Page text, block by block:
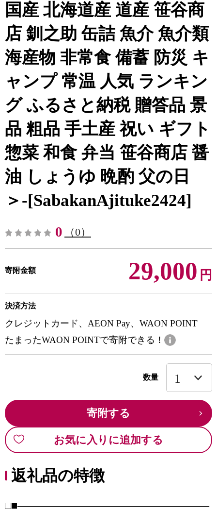
国産 北海道産 道産 笹谷商
店 釧之助 缶詰 魚介 魚介類
海産物 非常食 備蓄 防災 キ
ャンプ 常温 人気 ランキン
グ ふるさと納税 贈答品 景
品 粗品 手土産 祝い ギフト
惣菜 和食 弁当 笹谷商店 醤
油 しょうゆ 晩酌 父の日
＞-[SabakanAjituke2424]
0 （0）
寄附金額 29,000 円
決済方法
クレジットカード、AEON Pay、WAON POINT
たまったWAON POINTで寄附できる！
数量
寄附する
お気に入りに追加する
返礼品の特徴
□■――――――――――――――――――